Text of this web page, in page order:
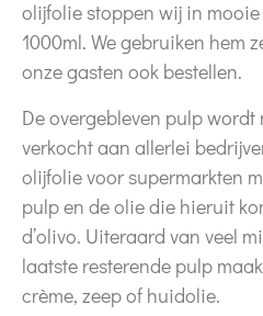
olijfolie stoppen wij in
1000ml. We gebruiken hem
onze gasten ook bestellen.
De overgebleven pulp
verkocht aan allerlei
olijfolie voor supermarkten
pulp en de olie die hieruit
d’olivo. Uiteraard van veel
laatste resterende pulp
crème, zeep of huidolie.